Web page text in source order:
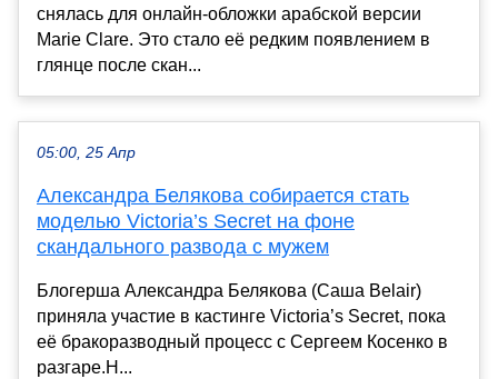
снялась для онлайн-обложки арабской версии
Marie Clare. Это стало её редким появлением в
глянце после скан...
05:00, 25 Апр
Александра Белякова собирается стать
моделью Victoria’s Secret на фоне
скандального развода с мужем
Блогерша Александра Белякова (Саша Belair)
приняла участие в кастинге Victoria’s Secret, пока
её бракоразводный процесс с Сергеем Косенко в
разгаре.Н...